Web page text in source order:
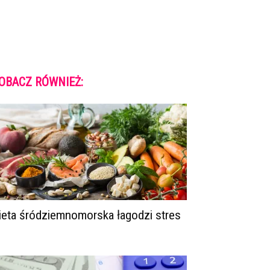
RÓWNIEŻ:
śródziemnomorska łagodzi stres